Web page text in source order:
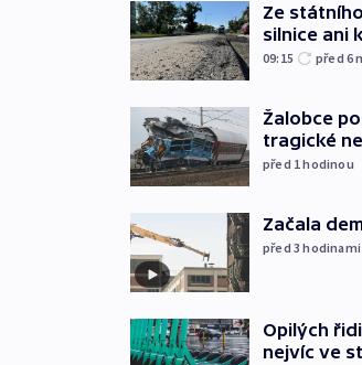
Ze
silnice ani
09:15 před 6
Žalobce
tragické
před 1hodinou
Začala
před 3hodinami
Opilých
nejvíc ve